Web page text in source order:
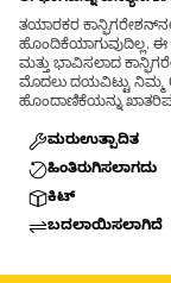
ತಯಾರಕರ
ಹೊಂದಿಕೆಯಾಗುವುದಿಲ್ಲ. ಈ
ಮತ್ತು ಭಾವಿಸಲಾದ
ಮೊದಲು ದಯವಿಟ್ಟು ನಿಮ್ಮ
ಹೊಂದಾಣಿಕೆಯನ್ನು
ಮರುಉತ್ಪಾದಿತ
ಹಿಂತಿರುಗಿಸಲಾಗದು
ಕಿಟ್
ಬದಲಾಯಿಸಲಾಗಿದೆ